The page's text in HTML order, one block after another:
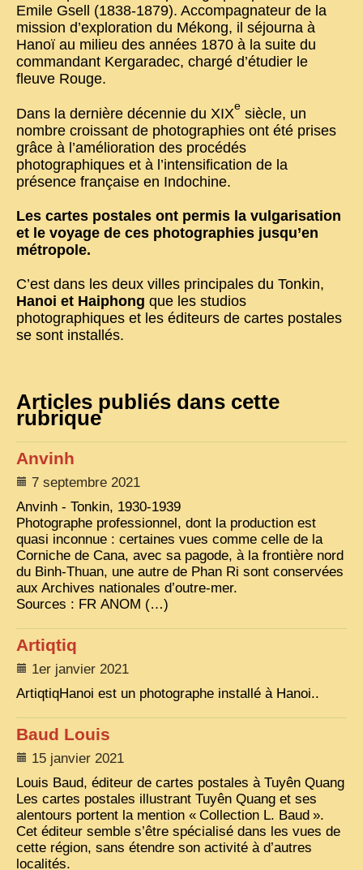
LES ETHNIES
LAOS
CAMBODGE
REMARQUABLES
VIETNAM 1950
ALBUMS DE FAMILLE
ARMÉE, JUSTICE, EDUCATION, RELIGION...
TRADITIONS ET MODERNITÉ
INSOLITES
L’ ACTU
2025 LAOS 1950 CPSM
VIETNAM
ZOOM PHOTO
DÊ THAM
MUSÉES
ALBUMS FAMILLE
EN
Emile Gsell (1838-1879). Accompagnateur de la
mission d’exploration du Mékong, il séjourna à
Hanoï au milieu des années 1870 à la suite du
commandant Kergaradec, chargé d’étudier le
fleuve Rouge.
Dans la dernière décennie du XIXe siècle, un
nombre croissant de photographies ont été prises
grâce à l’amélioration des procédés
photographiques et à l’intensification de la
présence française en Indochine.
Les cartes postales ont permis la vulgarisation
et le voyage de ces photographies jusqu’en
métropole.
C’est dans les deux villes principales du Tonkin,
Hanoi et Haiphong que les studios
photographiques et les éditeurs de cartes postales
se sont installés.
Articles publiés dans cette
rubrique
Anvinh
7 septembre 2021
Anvinh - Tonkin, 1930-1939
Photographe professionnel, dont la production est
quasi inconnue : certaines vues comme celle de la
Corniche de Cana, avec sa pagode, à la frontière nord
du Binh-Thuan, une autre de Phan Ri sont conservées
aux Archives nationales d’outre-mer.
Sources : FR ANOM (…)
Artiqtiq
1er janvier 2021
ArtiqtiqHanoi est un photographe installé à Hanoi..
Baud Louis
15 janvier 2021
Louis Baud, éditeur de cartes postales à Tuyên Quang
Les cartes postales illustrant Tuyên Quang et ses
alentours portent la mention « Collection L. Baud ».
Cet éditeur semble s’être spécialisé dans les vues de
cette région, sans étendre son activité à d’autres
localités.